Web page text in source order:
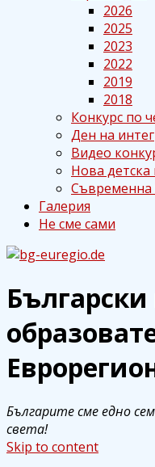
2026
2025
2023
2022
2019
2018
Конкурс по
Ден на
Видео
Нова
Съвременна
Галерия
Не сме сами
bg-
Български
Еврорегион
Българите сме едно
света!
Skip to content